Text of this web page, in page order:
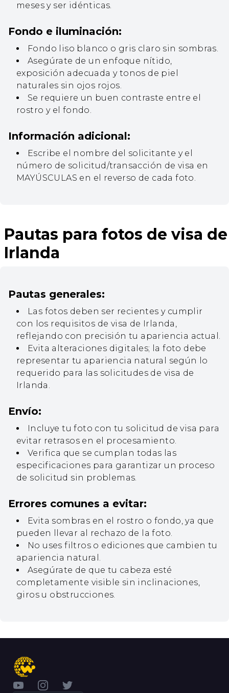
meses y ser idénticas.
Fondo e iluminación:
Fondo liso blanco o gris claro sin sombras.
Asegúrate de un enfoque nítido,
exposición adecuada y tonos de piel
naturales sin ojos rojos.
Se requiere un buen contraste entre el
rostro y el fondo.
Información adicional:
Escribe el nombre del solicitante y el
número de solicitud/transacción de visa en
MAYÚSCULAS en el reverso de cada foto.
Pautas para fotos de visa de
Irlanda
Pautas generales:
Las fotos deben ser recientes y cumplir
con los requisitos de visa de Irlanda,
reflejando con precisión tu apariencia actual.
Evita alteraciones digitales; la foto debe
representar tu apariencia natural según lo
requerido para las solicitudes de visa de
Irlanda.
Envío:
Incluye tu foto con tu solicitud de visa para
evitar retrasos en el procesamiento.
Verifica que se cumplan todas las
especificaciones para garantizar un proceso
de solicitud sin problemas.
Errores comunes a evitar:
Evita sombras en el rostro o fondo, ya que
pueden llevar al rechazo de la foto.
No uses filtros o ediciones que cambien tu
apariencia natural.
Asegúrate de que tu cabeza esté
completamente visible sin inclinaciones,
giros u obstrucciones.
YouTubeInstagram
Twitter